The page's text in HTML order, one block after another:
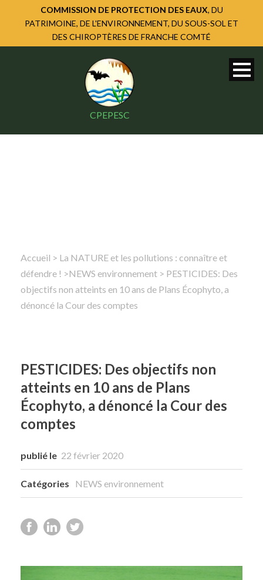
COMMISSION DE PROTECTION DES EAUX, DU
PATRIMOINE, DE L'ENVIRONNEMENT, DU SOUS-SOL ET
DES CHIROPTÈRES DE FRANCHE COMTÉ
CPEPESC
Rechercher
Accueil > La NATURE et les pollutions : connaître et
défendre ! >NEWS environnement > PESTICIDES: Des
objectifs non atteints en 10 ans de Plans Écophyto, a
dénoncé la Cour des comptes
PESTICIDES: Des objectifs non
atteints en 10 ans de Plans
Écophyto, a dénoncé la Cour des
comptes
publié le 22 février 2020
Catégories NEWS environnement